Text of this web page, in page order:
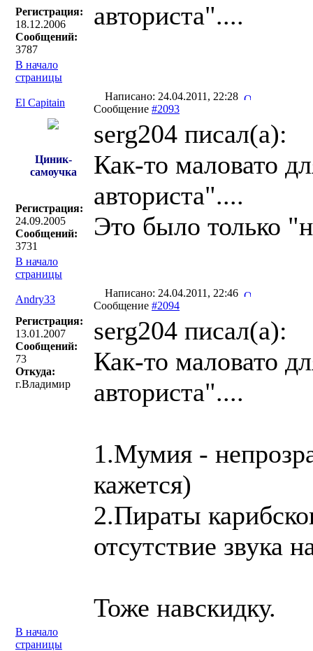
Регистрация:
18.12.2006
Сообщений:
3787
авториста"....
В начало
страницы
El Capitain
Написано: 24.04.2011, 22:28
Сообщение #2093
Циник-
самоучка
Регистрация:
24.09.2005
Сообщений:
3731
serg204 писал(a):
Как-то маловато
авториста"....
Это было только
В начало
страницы
Andry33
Написано: 24.04.2011, 22:46
Сообщение #2094
Регистрация:
13.01.2007
Сообщений:
73
Откуда:
г.Владимир
serg204 писал(a):
Как-то маловато
авториста"....
1.Мумия -
кажется)
2.Пираты
отсутствие звука
Тоже навскидку.
В начало
страницы